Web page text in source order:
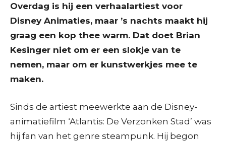
Overdag is hij een verhaalartiest voor
Disney Animaties, maar ’s nachts maakt hij
graag een kop thee warm. Dat doet Brian
Kesinger niet om er een slokje van te
nemen, maar om er kunstwerkjes mee te
maken.
Sinds de artiest meewerkte aan de Disney-
animatiefilm ‘Atlantis: De Verzonken Stad’ was
hij fan van het genre steampunk. Hij begon